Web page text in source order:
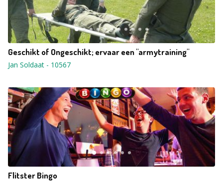
Geschikt of Ongeschikt; ervaar een "armytraining"
Jan Soldaat - 10567
Flitster Bingo